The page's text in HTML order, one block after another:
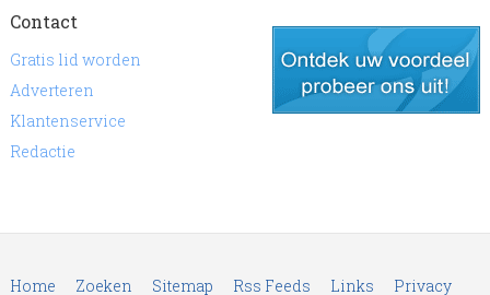
Contact
Gratis lid worden
Adverteren
Klantenservice
Redactie
Home Zoeken Sitemap Rss Feeds Links Privacy